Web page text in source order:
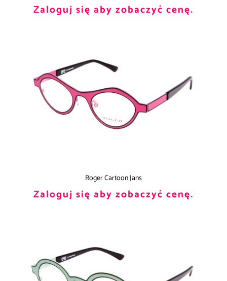
Zaloguj się aby zobaczyć cenę.
Roger Cartoon Jans
Zaloguj się aby zobaczyć cenę.